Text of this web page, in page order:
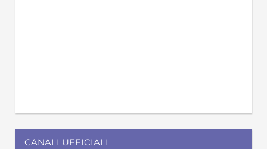
CANALI UFFICIALI